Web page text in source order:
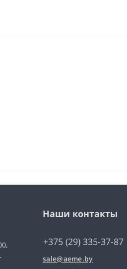
Наши контакты
+375 (29) 335-37-87
sale@aeme.by